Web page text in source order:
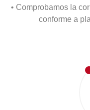
• Comprobamos la
conforme a